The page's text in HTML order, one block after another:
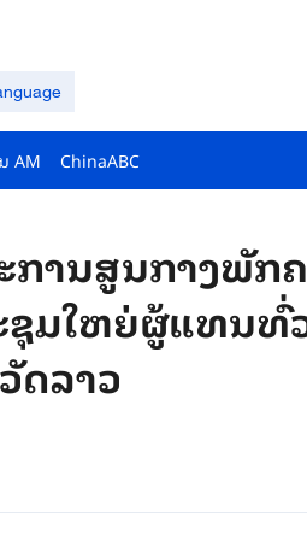
AM ChinaABC
ການ​ສູນ​ກາງ​ພັ
ຊຸມ​ໃຫຍ່​ຜູ້​ແທນ​ທົ່
ດ​ລາວ